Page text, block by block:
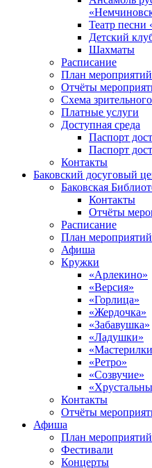
Театр
Детский
Шахматы
Расписание
План мероприятий
Отчёты
Схема зрительного
Платные услуги
Доступная среда
Паспорт
Паспорт
Контакты
Баковский досуговый
Баковская
Контакты
Отчёты
Расписание
План мероприятий
Афиша
Кружки
«Арлекино»
«Версия»
«Горлица»
«Жердочка»
«Забавушка»
«Ладушки»
«Ретро»
«Созвучие»
Контакты
Отчёты
Афиша
План мероприятий
Фестивали
Концерты